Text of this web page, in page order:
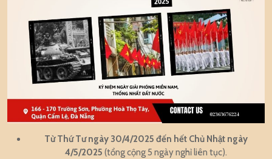
Từ Thứ Tư ngày 30/4/2025 đến hết Chủ Nhật ngày
4/5/2025 (tổng cộng 5 ngày nghỉ liên tục).